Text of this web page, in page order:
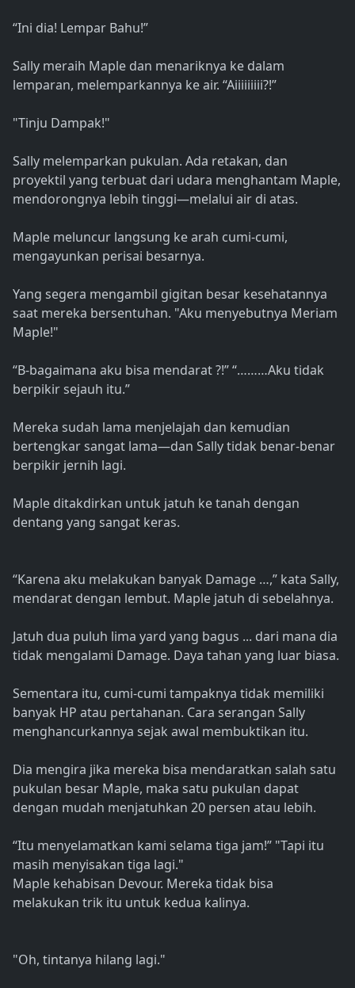
“Ini dia! Lempar Bahu!”
Sally meraih Maple dan menariknya ke dalam
lemparan, melemparkannya ke air. “Aiiiiiiiii?!”
"Tinju Dampak!"
Sally melemparkan pukulan. Ada retakan, dan
proyektil yang terbuat dari udara menghantam Maple,
mendorongnya lebih tinggi—melalui air di atas.
Maple meluncur langsung ke arah cumi-cumi,
mengayunkan perisai besarnya.
Yang segera mengambil gigitan besar kesehatannya
saat mereka bersentuhan. "Aku menyebutnya Meriam
Maple!"
“B-bagaimana aku bisa mendarat ?!” “………Aku tidak
berpikir sejauh itu.”
Mereka sudah lama menjelajah dan kemudian
bertengkar sangat lama—dan Sally tidak benar-benar
berpikir jernih lagi.
Maple ditakdirkan untuk jatuh ke tanah dengan
dentang yang sangat keras.
“Karena aku melakukan banyak Damage …,” kata Sally,
mendarat dengan lembut. Maple jatuh di sebelahnya.
Jatuh dua puluh lima yard yang bagus ... dari mana dia
tidak mengalami Damage. Daya tahan yang luar biasa.
Sementara itu, cumi-cumi tampaknya tidak memiliki
banyak HP atau pertahanan. Cara serangan Sally
menghancurkannya sejak awal membuktikan itu.
Dia mengira jika mereka bisa mendaratkan salah satu
pukulan besar Maple, maka satu pukulan dapat
dengan mudah menjatuhkan 20 persen atau lebih.
“Itu menyelamatkan kami selama tiga jam!” "Tapi itu
masih menyisakan tiga lagi."
Maple kehabisan Devour. Mereka tidak bisa
melakukan trik itu untuk kedua kalinya.
"Oh, tintanya hilang lagi."